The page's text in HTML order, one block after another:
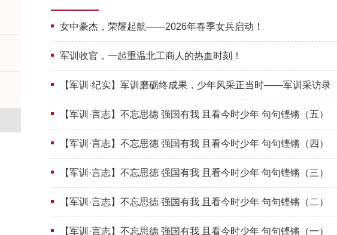
女中豪杰，荣耀起航——2026年春季女兵启动！
军训收官，一起重温北工商人的热血时刻！
【军训·纪实】军训磨砺终成果，少年风采正当时——军训采访录
【军训·言志】不忘思德 强国有我 且看今时少年 句句铿锵（五）
【军训·言志】不忘思德 强国有我 且看今时少年 句句铿锵（四）
【军训·言志】不忘思德 强国有我 且看今时少年 句句铿锵（三）
【军训·言志】不忘思德 强国有我 且看今时少年 句句铿锵（二）
【军训·言志】不忘思德 强国有我 且看今时少年 句句铿锵（一）